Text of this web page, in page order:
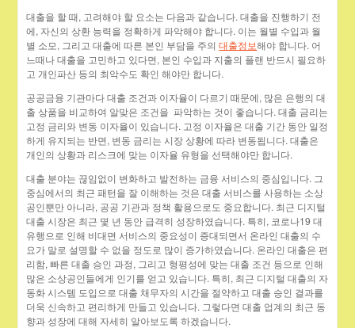
대출을 할 때, 고려해야 할 요소는 다음과 같습니다. 대출을 진행하기 전
에, 자신의 상환 능력을 정확하게 파악해야 합니다. 이는 월별 수입과 월
별 소모, 그리고 대출에 따른 본인 부담을 주의대출정보해야 합니다. 어
느때나 대출을 고민하고 있다면, 본인 수입과 지출의 플랜 반드시 필요하
고 개인파산 등의 최악수도 확인 해야만 합니다.
공공금융 기관마다 대출 조건과 이자율이 다르기 때문에, 많은 은행의 대
출 상품을 비교하여 알맞은 조건을 파악하는 것이 좋습니다. 대출 금리는
고정 금리와 변동 이자율이 있습니다. 고정 이자율은 대출 기간 동안 일정
하게 유지되는 반면, 변동 금리는 시장 상황에 따라 변동됩니다. 대출은
개인의 상황과 리스크에 맞는 이자율 유형을 선택해야만 합니다.
대출 분야는 끊임없이 변화하고 발전하는 금융 서비스의 중심입니다. 그
중심에서의 최근 패턴을 잘 이해하는 것은 대출 서비스를 사용하는 소상
공인뿐만 아니라, 공공 기관과 정책 활용으로도 중요합니다. 최근 디지털
대출 시장은 최근 몇 년 동안 급격히 성장하였습니다. 특히, 코로나19 대
유행으로 인해 비대면 서비스의 중요성이 증대되면서 온라인 대출의 수
요가 말로 설명할 수 없을 정도로 많이 증가하였습니다. 온라인 대출은 편
리함, 빠른 대출 승인 과정, 그리고 형평성에 맞는 대출 조건 등으로 인해
많은 소상공인들에게 인기를 얻고 있습니다. 특히, 최근 디지털 대출의 자
동화 시스템 도입으로 대출 채무자의 시간을 절약하고 대출 승인 결과를
더욱 신속하고 편리하게 만들고 있습니다. 그렇다면 대출 업계의 최근 동
향과 성장에 대해 자세히 알아보도록 하겠습니다.